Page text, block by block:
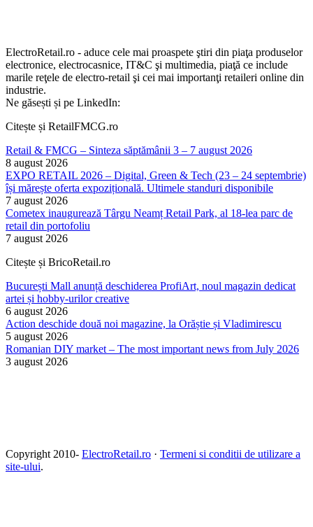
ElectroRetail.ro - aduce cele mai proaspete ştiri din piaţa produselor
electronice, electrocasnice, IT&C şi multimedia, piaţă ce include
marile reţele de electro-retail şi cei mai importanţi retaileri online din
industrie.
Ne găsești și pe LinkedIn:
Citește și RetailFMCG.ro
Retail & FMCG – Sinteza săptămânii 3 – 7 august 2026
8 august 2026
EXPO RETAIL 2026 – Digital, Green & Tech (23 – 24 septembrie)
își mărește oferta expozițională. Ultimele standuri disponibile
7 august 2026
Cometex inaugurează Târgu Neamț Retail Park, al 18-lea parc de
retail din portofoliu
7 august 2026
Citește și BricoRetail.ro
București Mall anunță deschiderea ProfiArt, noul magazin dedicat
artei și hobby-urilor creative
6 august 2026
Action deschide două noi magazine, la Orăștie și Vladimirescu
5 august 2026
Romanian DIY market – The most important news from July 2026
3 august 2026
Copyright 2010- ElectroRetail.ro · Termeni si conditii de utilizare a
site-ului.